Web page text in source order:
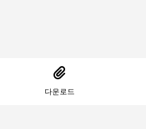
다운로드